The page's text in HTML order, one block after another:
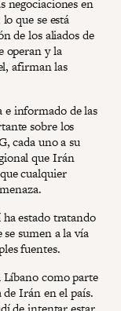
que se está
de los aliados de
operan y la
afirman las
e informado de las
sobre los
cada uno a su
que Irán
cualquier
estado tratando
se sumen a la vía
fuentes.
Líbano como parte
Irán en el país.